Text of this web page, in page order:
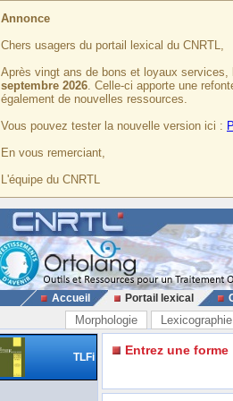
Annonce
Chers usagers du portail lexical du CNRTL,
Après vingt ans de bons et loyaux services,
septembre 2026. Celle-ci apporte une
également de nouvelles ressources.
Vous pouvez tester la nouvelle version ici :
En vous remerciant,
L'équipe du CNRTL
Accueil Portail lexical
Morphologie Lexicographie
TLFi Entrez une forme